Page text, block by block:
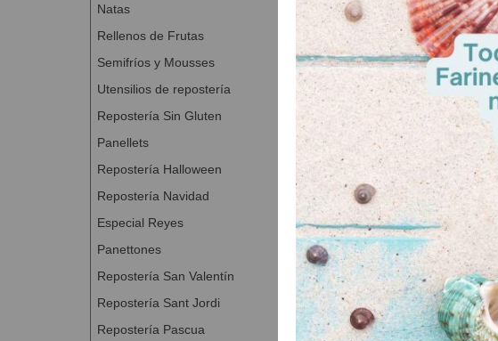
Natas
Rellenos de Frutas
Semifríos y Mousses
Utensilios de repostería
Repostería Sin Gluten
Panellets
Repostería Halloween
Repostería Navidad
Especial Reyes
Panettones
Repostería San Valentín
Repostería Sant Jordi
Repostería Pascua